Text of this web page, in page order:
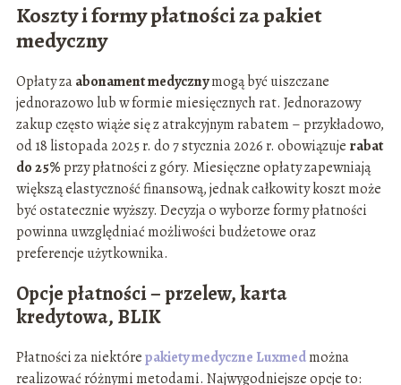
Koszty i formy płatności za pakiet
medyczny
Opłaty zaabonament medycznymogą być uiszczane
jednorazowo lub w formie miesięcznych rat. Jednorazowy
zakup często wiąże się z atrakcyjnym rabatem – przykładowo,
od 18 listopada 2025 r. do 7 stycznia 2026 r. obowiązuje rabat
do 25% przy płatności z góry. Miesięczne opłaty zapewniają
większą elastyczność finansową, jednak całkowity koszt może
być ostatecznie wyższy. Decyzja o wyborze formy płatności
powinna uwzględniać możliwości budżetowe oraz
preferencje użytkownika.
Opcje płatności – przelew, karta
kredytowa, BLIK
Płatności za niektórepakiety medyczne Luxmedmożna
realizować różnymi metodami. Najwygodniejsze opcje to: